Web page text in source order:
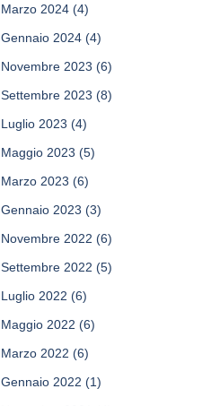
Marzo 2024 (4)
Gennaio 2024 (4)
Novembre 2023 (6)
Settembre 2023 (8)
Luglio 2023 (4)
Maggio 2023 (5)
Marzo 2023 (6)
Gennaio 2023 (3)
Novembre 2022 (6)
Settembre 2022 (5)
Luglio 2022 (6)
Maggio 2022 (6)
Marzo 2022 (6)
Gennaio 2022 (1)